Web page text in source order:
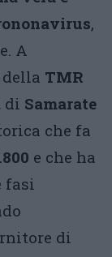
,
A
TMR
di Samarate
che fa
e che ha
fasi
di